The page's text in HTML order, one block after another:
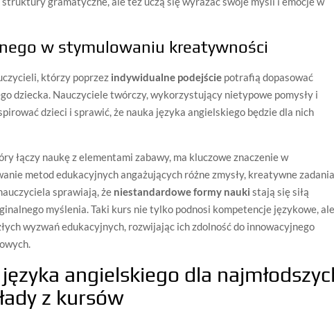
w stymulowaniu kreatywności
którzy poprzez indywidualne podejście potrafią dopasować
dziecka. Nauczyciele twórczy, wykorzystujący nietypowe pomysły i
dzieci i sprawić, że nauka języka angielskiego będzie dla nich
łączy naukę z elementami zabawy, ma kluczowe znaczenie w
metod edukacyjnych angażujących różne zmysły, kreatywne zadania
sprawiają, że niestandardowe formy nauki stają się siłą
myślenia. Taki kurs nie tylko podnosi kompetencje językowe, ale
wyzwań edukacyjnych, rozwijając ich zdolność do innowacyjnego
angielskiego dla
z kursów